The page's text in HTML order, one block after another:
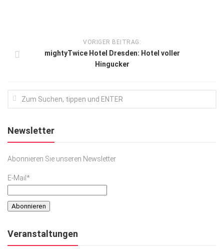
VORIGER BEITRAG:
mightyTwice Hotel Dresden: Hotel voller
Hingucker
Newsletter
Abonnieren Sie unseren Newsletter
E-Mail*
Veranstaltungen